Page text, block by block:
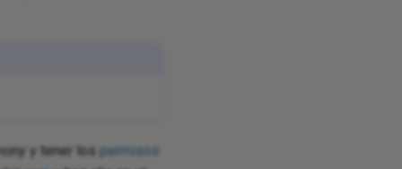
y tener los permisos